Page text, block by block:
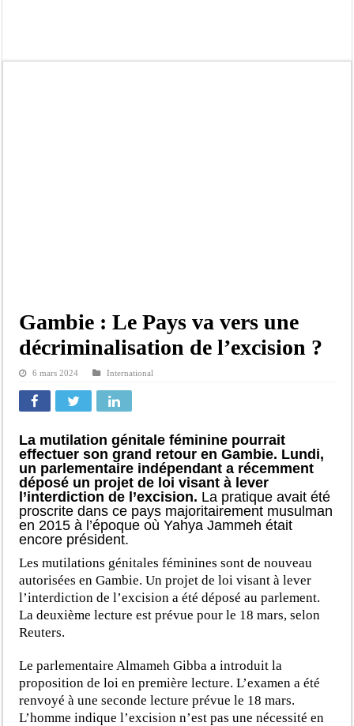
Gambie : Le Pays va vers une
décriminalisation de l’excision ?
6 mars 2024 International
La mutilation génitale féminine pourrait
effectuer son grand retour en Gambie. Lundi,
un parlementaire indépendant a récemment
déposé un projet de loi visant à lever
l’interdiction de l’excision. La pratique avait été
proscrite dans ce pays majoritairement musulman
en 2015 à l’époque où Yahya Jammeh était
encore président.
Les mutilations génitales féminines sont de nouveau
autorisées en Gambie. Un projet de loi visant à lever
l’interdiction de l’excision a été déposé au parlement.
La deuxième lecture est prévue pour le 18 mars, selon
Reuters.
Le parlementaire Almameh Gibba a introduit la
proposition de loi en première lecture. L’examen a été
renvoyé à une seconde lecture prévue le 18 mars.
L’homme indique l’excision n’est pas une nécessité en